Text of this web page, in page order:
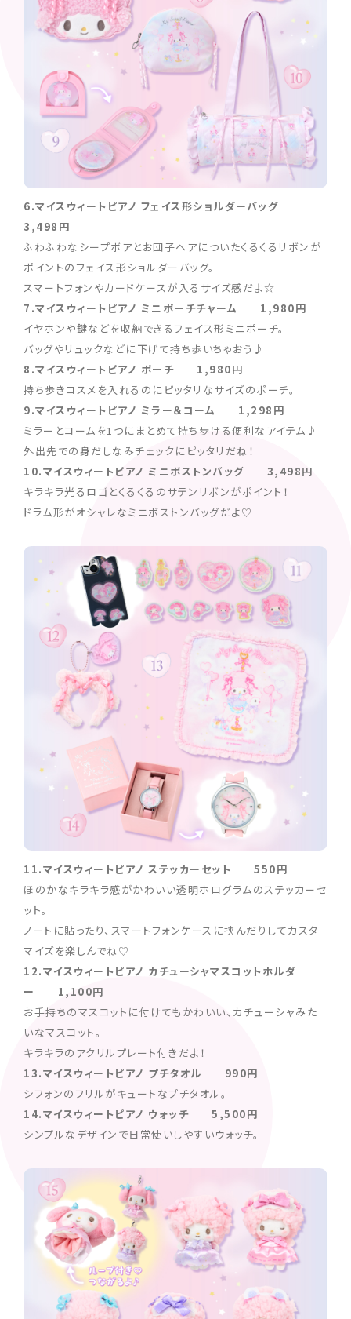
6.マイスウィートピアノ フェイス形ショルダーバッグ
3,498円
ふわふわなシープボアとお団子ヘアについたくるくるリボンが
ポイントのフェイス形ショルダーバッグ。
スマートフォンやカードケースが入るサイズ感だよ☆
7.マイスウィートピアノ ミニポーチチャーム 1,980円
イヤホンや鍵などを収納できるフェイス形ミニポーチ。
バッグやリュックなどに下げて持ち歩いちゃおう♪
8.マイスウィートピアノ ポーチ 1,980円
持ち歩きコスメを入れるのにピッタリなサイズのポーチ。
9.マイスウィートピアノ ミラー＆コーム 1,298円
ミラーとコームを1つにまとめて持ち歩ける便利なアイテム♪
外出先での身だしなみチェックにピッタリだね！
10.マイスウィートピアノ ミニボストンバッグ 3,498円
キラキラ光るロゴとくるくるのサテンリボンがポイント！
ドラム形がオシャレなミニボストンバッグだよ♡
11.マイスウィートピアノ ステッカーセット 550円
ほのかなキラキラ感がかわいい透明ホログラムのステッカーセ
ット。
ノートに貼ったり、スマートフォンケースに挟んだりしてカスタ
マイズを楽しんでね♡
12.マイスウィートピアノ カチューシャマスコットホルダ
ー 1,100円
お手持ちのマスコットに付けてもかわいい、カチューシャみた
いなマスコット。
キラキラのアクリルプレート付きだよ！
13.マイスウィートピアノ プチタオル 990円
シフォンのフリルがキュートなプチタオル。
14.マイスウィートピアノ ウォッチ 5,500円
シンプルなデザインで日常使いしやすいウォッチ。